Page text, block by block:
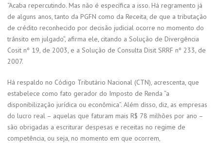
“Acaba repercutindo. Mas não é específica a isso. Há regramento já
de alguns anos, tanto da PGFN como da Receita, de que a tributação
de crédito reconhecido por decisão judicial ocorre no momento do
trânsito em julgado”, afirma ele, citando a Solução de Divergência
Cosit nº 19, de 2003, e a Solução de Consulta Disit SRRF nº 233, de
2007.
Há respaldo no Código Tributário Nacional (CTN), acrescenta, que
estabelece como fato gerador do Imposto de Renda “a
disponibilização jurídica ou econômica”. Além disso, diz, as empresas
do lucro real – aquelas que faturam mais R$ 78 milhões por ano –
são obrigadas a escriturar despesas e receitas no regime de
competência, ou seja, no momento em que ocorrem,